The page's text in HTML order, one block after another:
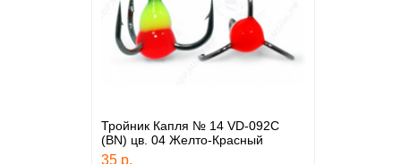
Тройник Капля № 14 VD-092C
(BN) цв. 04 Желто-Красный
35 р.